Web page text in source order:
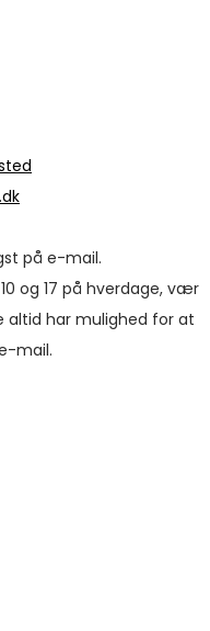
på e-mail.
og 17 på hverdage, vær
altid har mulighed for at
mail.